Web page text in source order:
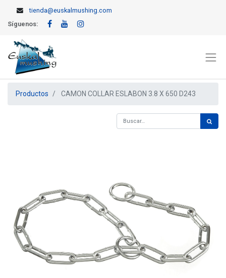
tienda@euskalmushing.com
Síguenos:
Productos CAMON COLLAR ESLABON 3.8 X 650 D243